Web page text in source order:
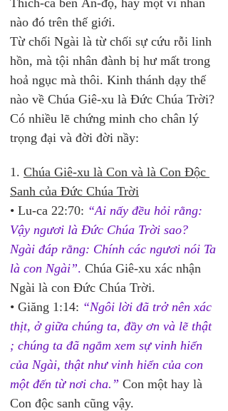
Thích-ca bên Ấn-độ, hay một vĩ nhân
nào đó trên thế giới.
Từ chối Ngài là từ chối sự cứu rỗi linh
hồn, mà tội nhân đành bị hư mất trong
hoả ngục mà thôi. Kinh thánh dạy thế
nào về Chúa Giê-xu là Đức Chúa Trời?
Có nhiều lẽ chứng minh cho chân lý
trọng đại và đời đời nầy:
1. Chúa Giê-xu là Con và là Con Độc
Sanh của Đức Chúa Trời
• Lu-ca 22:70: “Ai nấy đều hỏi rằng:
Vậy ngươi là Đức Chúa Trời sao?
Ngài đáp rằng: Chính các ngươi nói Ta
là con Ngài”. Chúa Giê-xu xác nhận
Ngài là con Đức Chúa Trời.
• Giăng 1:14: “Ngôi lời đã trở nên xác
thịt, ở giữa chúng ta, đầy ơn và lẽ thật
; chúng ta đã ngắm xem sự vinh hiển
của Ngài, thật như vinh hiển của con
một đến từ nơi cha.” Con một hay là
Con độc sanh cũng vậy.